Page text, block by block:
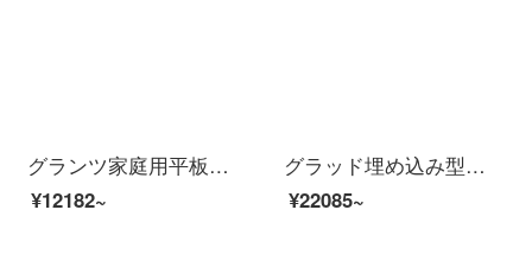
グランツ家庭用平板加熱快速光波炉電子レンジオーブン一体機マイクロ波周波数変換知能解凍ステンレス内胆25 L 900 W魚蒸し卵G 90 F 25 CSLV-C 3（G 0）
¥12182~
グラッド埋め込み型ステンレス電子レンジレンジレンジマイクロオーブン一体機家庭用ベーキング多機能タブレット知能予約25 L 900 Wコンバート一級能浅灰色
¥22085~